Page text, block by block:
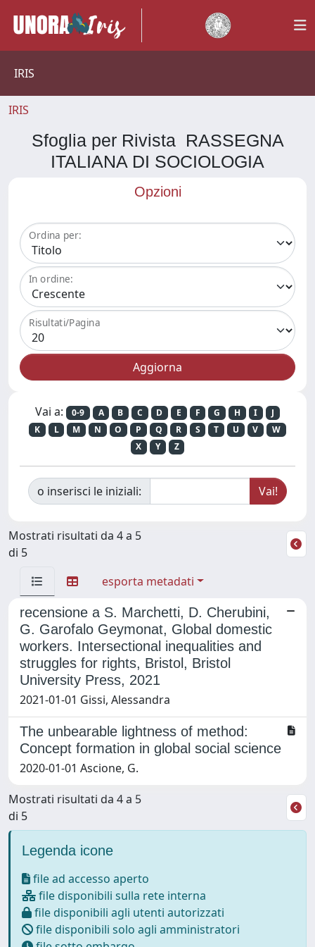
IRIS
IRIS
Sfoglia per Rivista RASSEGNA
ITALIANA DI SOCIOLOGIA
Opzioni
Ordina per:
In ordine:
Risultati/Pagina
Vai a: 0-9 A B C D E F G H I
J
K
L M N O P Q R S T U V
W
X
Y Z
o inserisci le iniziali:
Mostrati risultati da 4 a 5
di 5
esporta metadati
recensione a S. Marchetti, D. Cherubini,
G. Garofalo Geymonat, Global domestic
workers. Intersectional inequalities and
struggles for rights, Bristol, Bristol
University Press, 2021
2021-01-01 Gissi, Alessandra
The unbearable lightness of method:
Concept formation in global social science
2020-01-01 Ascione, G.
Mostrati risultati da 4 a 5
di 5
Legenda icone
file ad accesso aperto
file disponibili sulla rete interna
file disponibili agli utenti autorizzati
file disponibili solo agli amministratori